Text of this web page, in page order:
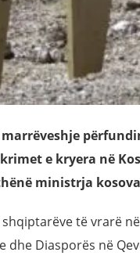
e kryera në
ministrja
të vrarë
Diasporës në